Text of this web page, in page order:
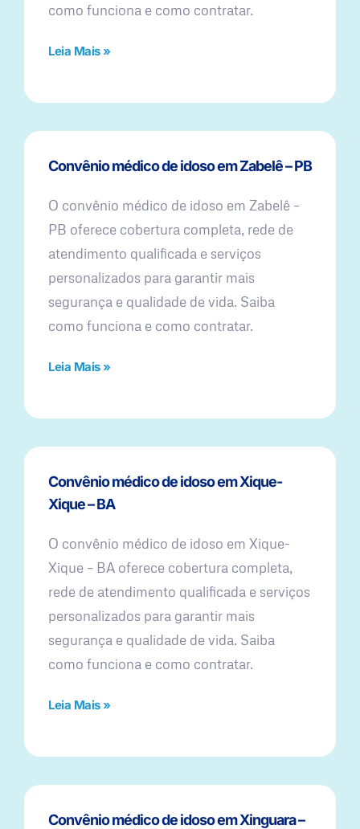
como funciona e como contratar.
Leia Mais »
Convênio médico de idoso em Zabelê – PB
O convênio médico de idoso em Zabelê –
PB oferece cobertura completa, rede de
atendimento qualificada e serviços
personalizados para garantir mais
segurança e qualidade de vida. Saiba
como funciona e como contratar.
Leia Mais »
Convênio médico de idoso em Xique-
Xique – BA
O convênio médico de idoso em Xique-
Xique – BA oferece cobertura completa,
rede de atendimento qualificada e serviços
personalizados para garantir mais
segurança e qualidade de vida. Saiba
como funciona e como contratar.
Leia Mais »
Convênio médico de idoso em Xinguara –